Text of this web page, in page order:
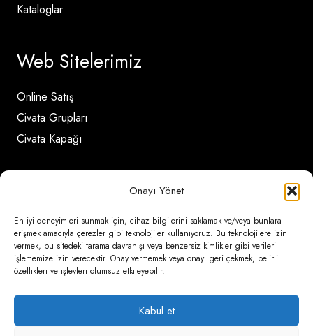
Onayı Yönet
En iyi deneyimleri sunmak için, cihaz bilgilerini saklamak ve/veya bunlara
erişmek amacıyla çerezler gibi teknolojiler kullanıyoruz. Bu teknolojilere izin
vermek, bu sitedeki tarama davranışı veya benzersiz kimlikler gibi verileri
işlememize izin verecektir. Onay vermemek veya onayı geri çekmek, belirli
özellikleri ve işlevleri olumsuz etkileyebilir.
Kabul et
Kataloglar
Web Sitelerimiz
Online Satış
Civata Grupları
Civata Kapağı
İletişim Detayları
Ömerli Mahallesi Risalet Sokak No:6/A (Hadımköy)
– Arnavutköy / İstanbul
0850 346 6 772
psa@psateknik.com